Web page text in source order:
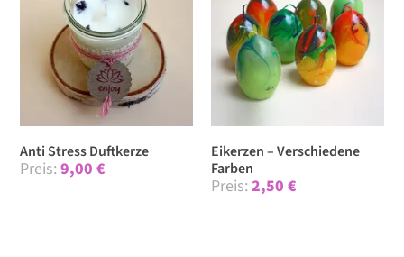
Anti Stress Duftkerze
9,00€
Eikerzen – Verschiedene
Farben
2,50 €